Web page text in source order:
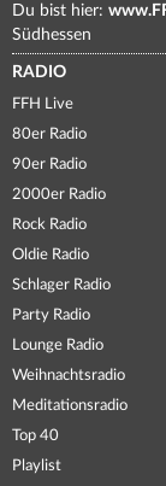
Du bist hier:
Südhessen
RADIO
FFH Live
80er Radio
90er Radio
2000er Radio
Rock Radio
Oldie Radio
Schlager Radio
Party Radio
Lounge Radio
Weihnachtsradio
Meditationsradio
Top 40
Playlist